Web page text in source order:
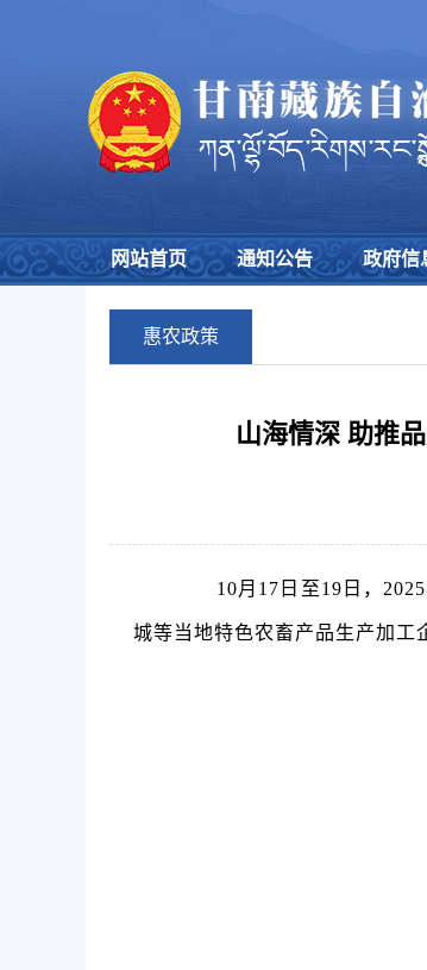
网站首页 通知公告 政府信
惠农政策
山海情深 助推
10月1 7 日 至19日 ，
城等当地特色农畜产品生产加工